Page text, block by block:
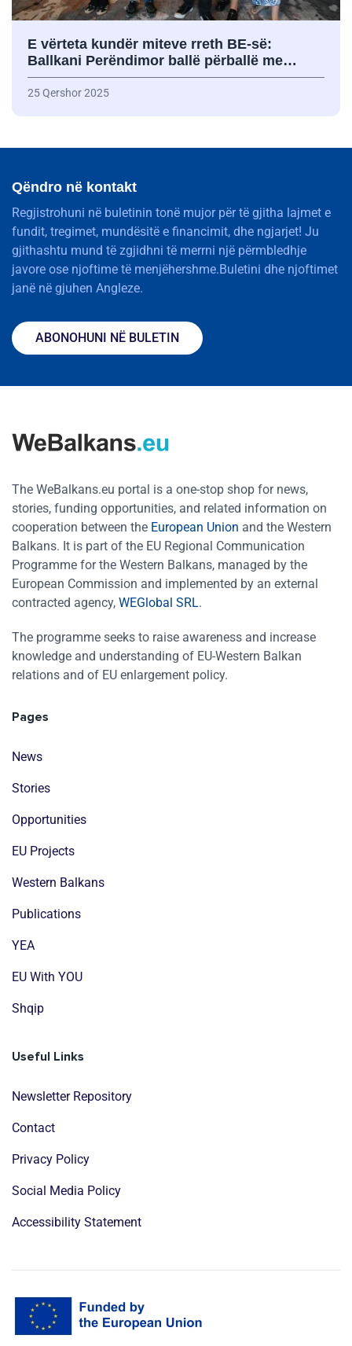
E vërteta kundër miteve rreth BE-së:
Ballkani Perëndimor ballë përballë me…
25 Qershor 2025
Qëndro në kontakt
Regjistrohuni në buletinin tonë mujor për të gjitha lajmet e
fundit, tregimet, mundësitë e financimit, dhe ngjarjet! Ju
gjithashtu mund të zgjidhni të merrni një përmbledhje
javore ose njoftime të menjëhershme.Buletini dhe njoftimet
janë në gjuhen Angleze.
ABONOHUNI NË BULETIN
The WeBalkans.eu portal is a one-stop shop for news,
stories, funding opportunities, and related information on
cooperation between the European Union and the Western
Balkans. It is part of the EU Regional Communication
Programme for the Western Balkans, managed by the
European Commission and implemented by an external
contracted agency, WEGlobal SRL.
The programme seeks to raise awareness and increase
knowledge and understanding of EU-Western Balkan
relations and of EU enlargement policy.
Pages
News
Stories
Opportunities
EU Projects
Western Balkans
Publications
YEA
EU With YOU
Shqip
Useful Links
Newsletter Repository
Contact
Privacy Policy
Social Media Policy
Accessibility Statement